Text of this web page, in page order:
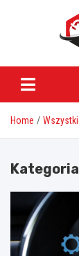
Home